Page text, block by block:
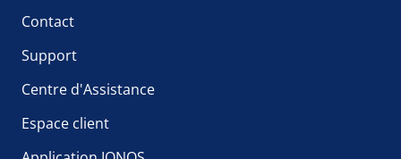
Contact
Support
Centre d'Assistance
Espace client